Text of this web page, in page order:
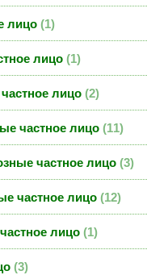
лицо 1
лицо 1
лицо 2
частное лицо 11
частное лицо 3
частное лицо 12
лицо 1
3